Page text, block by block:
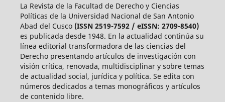
La Revista de la Facultad de Derecho y Ciencias
Políticas de la Universidad Nacional de San Antonio
Abad del Cusco (ISSN 2519-7592 / eISSN: 2709-8540)
es publicada desde 1948. En la actualidad continúa su
línea editorial transformadora de las ciencias del
Derecho presentando artículos de investigación con
visión crítica, renovada, multidisciplinar y sobre temas
de actualidad social, jurídica y política. Se edita con
números dedicados a temas monográficos y artículos
de contenido libre.